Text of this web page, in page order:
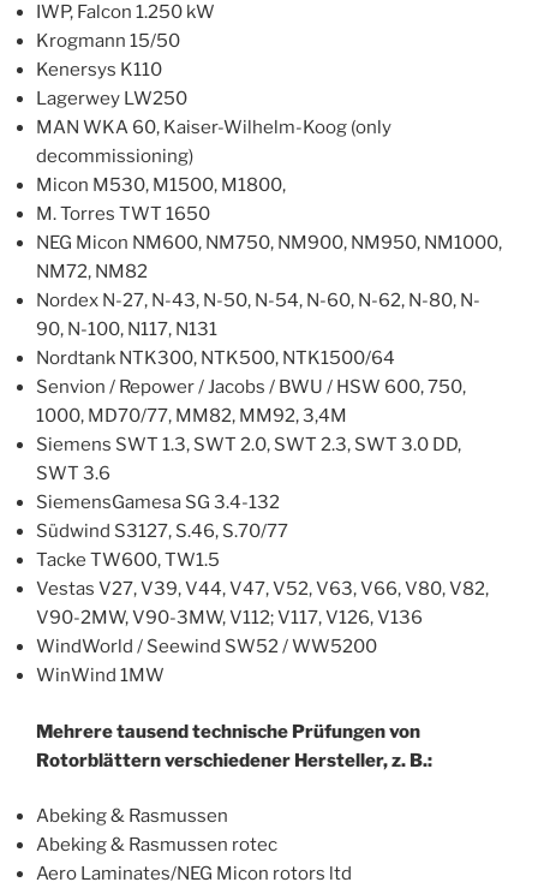
IWP, Falcon 1.250 kW
Krogmann 15/50
Kenersys K110
Lagerwey LW250
MAN WKA 60, Kaiser-Wilhelm-Koog (only
decommissioning)
Micon M530, M1500, M1800,
M. Torres TWT 1650
NEG Micon NM600, NM750, NM900, NM950, NM1000,
NM72, NM82
Nordex N-27, N-43, N-50, N-54, N-60, N-62, N-80, N-
90, N-100, N117, N131
Nordtank NTK300, NTK500, NTK1500/64
Senvion / Repower / Jacobs / BWU / HSW 600, 750,
1000, MD70/77, MM82, MM92, 3,4M
Siemens SWT 1.3, SWT 2.0, SWT 2.3, SWT 3.0 DD,
SWT 3.6
SiemensGamesa SG 3.4-132
Südwind S3127, S.46, S.70/77
Tacke TW600, TW1.5
Vestas V27, V39, V44, V47, V52, V63, V66, V80, V82,
V90-2MW, V90-3MW, V112; V117, V126, V136
WindWorld / Seewind SW52 / WW5200
WinWind 1MW
Mehrere tausend technische Prüfungen von
Rotorblättern verschiedener Hersteller, z. B.:
Abeking & Rasmussen
Abeking & Rasmussen rotec
Aero Laminates/NEG Micon rotors ltd